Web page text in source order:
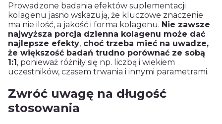
Prowadzone badania efektów suplementacji
kolagenu jasno wskazują, że kluczowe znaczenie
ma nie ilość, a jakość i forma kolagenu. Nie zawsze
najwyższa porcja dzienna kolagenu może dać
najlepsze efekty, choć trzeba mieć na uwadze,
że większość badań trudno porównać ze sobą
1:1, ponieważ różniły się np. liczbą i wiekiem
uczestników, czasem trwania i innymi parametrami.
Zwróć uwagę na długość
stosowania